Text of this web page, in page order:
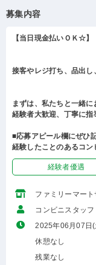
募集内容
【当日現金払いＯＫ☆】
接客やレジ打ち、品出し
まずは、私たちと一緒
経験者大歓迎、丁寧に指
■応募アピール欄にぜひ
経験したことのあるコン
経験者優遇
ファミリーマー
コンビニスタッフ
2025年06月07日
休憩なし
残業なし